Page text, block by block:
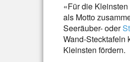
«Für die
als Motto
Seeräuber- oder
Wand-Stecktafeln
Kleinsten fördern.